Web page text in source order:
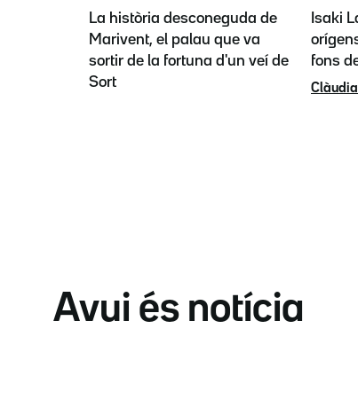
La història desconeguda de
Marivent, el palau que va
sortir de la fortuna d'un veí de
Sort
Isaki
fons
Avui és notícia